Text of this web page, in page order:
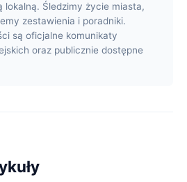
lokalną. Śledzimy życie miasta,
zestawienia i poradniki.
są oficjalne komunikaty
oraz publicznie dostępne